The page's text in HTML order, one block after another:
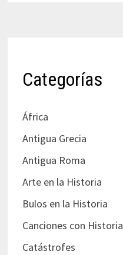
Categorías
África
Antigua Grecia
Antigua Roma
Arte en la Historia
Bulos en la Historia
Canciones con Historia
Catástrofes